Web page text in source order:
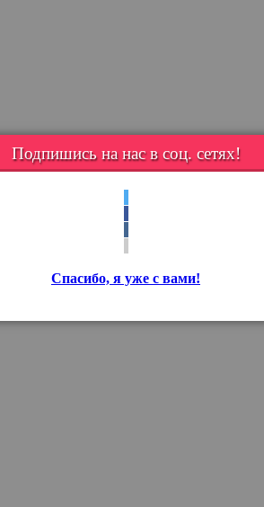
Подпишись на нас в соц. сетях!
Спасибо, я уже с вами!